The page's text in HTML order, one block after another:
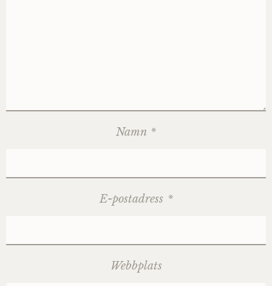
Namn *
E-postadress *
Webbplats